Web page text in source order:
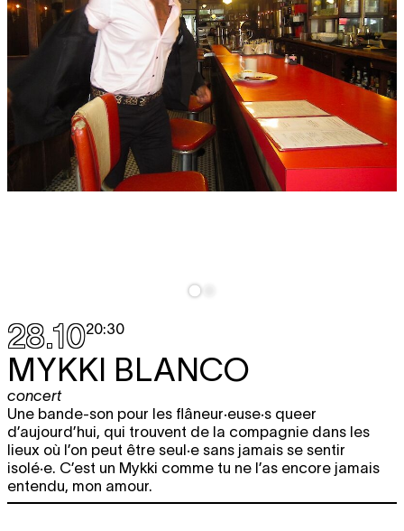
28.1020:30
MYKKI BLANCO
concert
Une bande-son pour les flâneur·euse·s queer
d’aujourd’hui, qui trouvent de la compagnie dans les
lieux où l’on peut être seul·e sans jamais se sentir
isolé·e. C’est un Mykki comme tu ne l’as encore jamais
entendu, mon amour.